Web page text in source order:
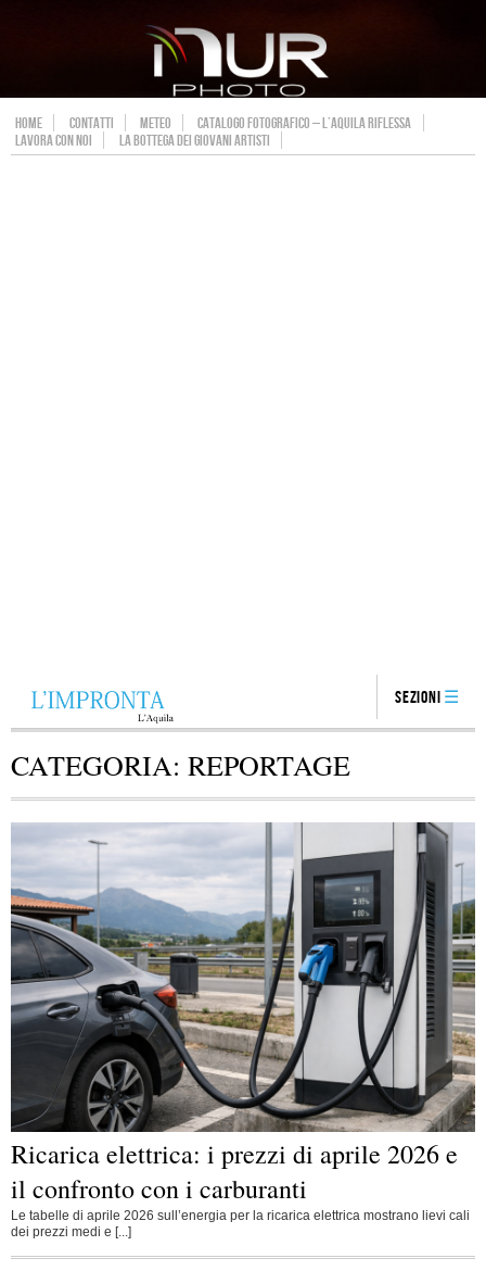
HOME CONTATTI METEO
CATALOGO FOTOGRAFICO – L’AQUILA RIFLESSA
LAVORA CON NOI
LA BOTTEGA DEI GIOVANI ARTISTI
Sezioni
CATEGORIA: REPORTAGE
Ricarica elettrica: i prezzi di aprile 2026 e
il confronto con i carburanti
Le tabelle di aprile 2026 sull’energia per la ricarica elettrica mostrano lievi cali
dei prezzi medi e [...]